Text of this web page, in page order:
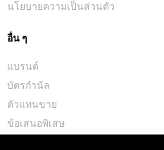
นโยบายความเป็นส่วนตัว
อื่น ๆ
แบรนด์
บัตรกำนัล
ตัวแทนขาย
ข้อเสนอพิเสษ